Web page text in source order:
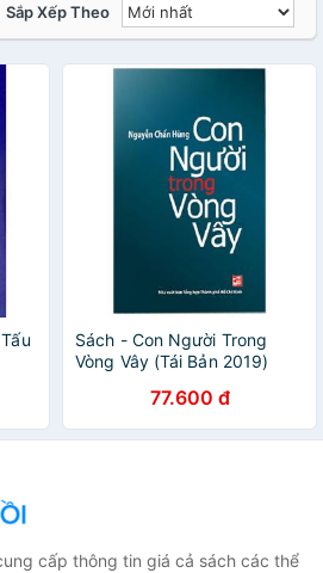
Sắp Xếp Theo
Sách - Con Người Trong
Vòng Vây (Tái Bản 2019)
77.600 đ
cấp thông tin giá cả sách các thể